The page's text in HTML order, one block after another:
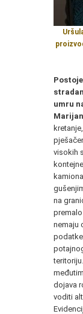
umru
visokih
na
nemaju
dojava
voditi